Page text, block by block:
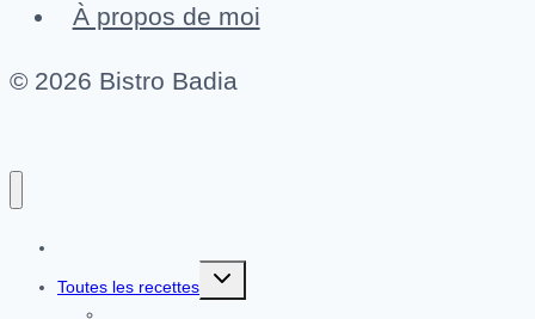
À propos de moi
© 2026 Bistro Badia
Toutes les recettes
Ouvrir/fermer